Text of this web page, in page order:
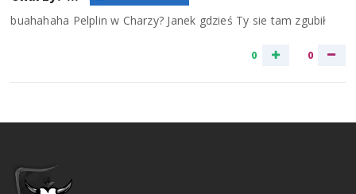
buahahaha Pelplin w Charzy? Janek gdzieś Ty sie tam zgubił
0 0